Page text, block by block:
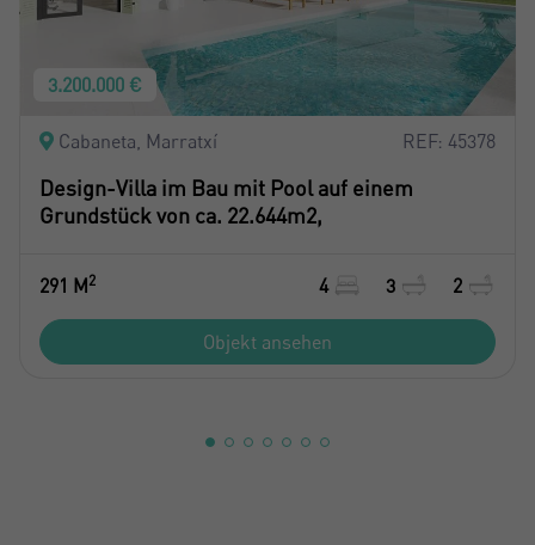
3.200.000 €
Cabaneta, Marratxí REF: 45378
Design-Villa im Bau mit Pool auf einem
Grundstück von ca. 22.644m2,
291 M2 4 3 2
Objekt ansehen